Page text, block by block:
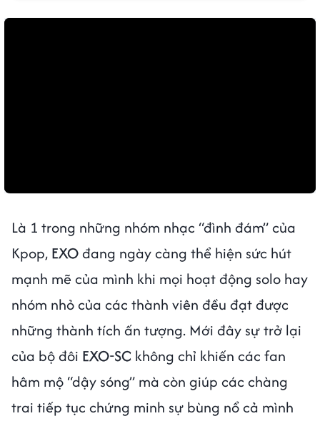
Là 1 trong những nhóm nhạc “đình đám” của
Kpop, EXOđang ngày càng thể hiện sức hút
mạnh mẽ của mình khi mọi hoạt động solo hay
nhóm nhỏ của các thành viên đều đạt được
những thành tích ấn tượng. Mới đây sự trở lại
của bộ đôi EXO-SC không chỉ khiến các fan
hâm mộ “dậy sóng” mà còn giúp các chàng
trai tiếp tục chứng minh sự bùng nổ cả mình